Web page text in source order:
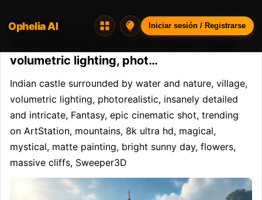
Opheliaai prompt:Indian castle
volumetric lighting, phot…
Indian castle surrounded by water and nature, village,
volumetric lighting, photorealistic, insanely detailed
and intricate, Fantasy, epic cinematic shot, trending
on ArtStation, mountains, 8k ultra hd, magical,
mystical, matte painting, bright sunny day, flowers,
massive cliffs, Sweeper3D
Ophelia AI Iniciar sesión / Registrarse